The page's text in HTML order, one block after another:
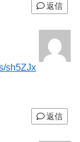
返信
sh5ZJx
返信